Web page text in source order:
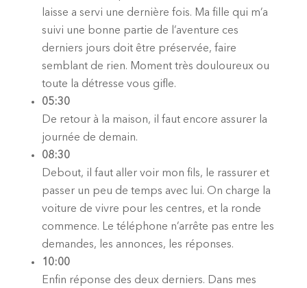
laisse a servi une dernière fois. Ma fille qui m’a
suivi une bonne partie de l’aventure ces
derniers jours doit être préservée, faire
semblant de rien. Moment très douloureux ou
toute la détresse vous gifle.
05:30
De retour à la maison, il faut encore assurer la
journée de demain.
08:30
Debout, il faut aller voir mon fils, le rassurer et
passer un peu de temps avec lui. On charge la
voiture de vivre pour les centres, et la ronde
commence. Le téléphone n’arrête pas entre les
demandes, les annonces, les réponses.
10:00
Enfin réponse des deux derniers. Dans mes